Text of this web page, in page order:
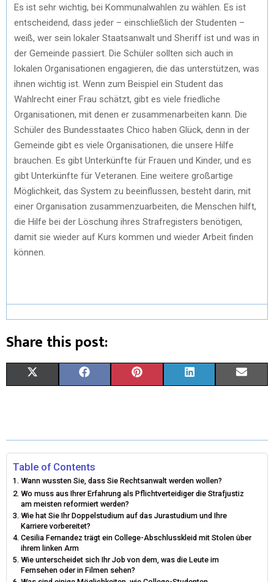
Es ist sehr wichtig, bei Kommunalwahlen zu wählen. Es ist
entscheidend, dass jeder – einschließlich der Studenten –
weiß, wer sein lokaler Staatsanwalt und Sheriff ist und was in
der Gemeinde passiert. Die Schüler sollten sich auch in
lokalen Organisationen engagieren, die das unterstützen, was
ihnen wichtig ist. Wenn zum Beispiel ein Student das
Wahlrecht einer Frau schätzt, gibt es viele friedliche
Organisationen, mit denen er zusammenarbeiten kann. Die
Schüler des Bundesstaates Chico haben Glück, denn in der
Gemeinde gibt es viele Organisationen, die unsere Hilfe
brauchen. Es gibt Unterkünfte für Frauen und Kinder, und es
gibt Unterkünfte für Veteranen. Eine weitere großartige
Möglichkeit, das System zu beeinflussen, besteht darin, mit
einer Organisation zusammenzuarbeiten, die Menschen hilft,
die Hilfe bei der Löschung ihres Strafregisters benötigen,
damit sie wieder auf Kurs kommen und wieder Arbeit finden
können.
Share this post:
W
T
T
E
R
)
E
O
O
T
R
K
D
I
Table of Contents
Wann wussten Sie, dass Sie Rechtsanwalt werden wollen?
Wo muss aus Ihrer Erfahrung als Pflichtverteidiger die Strafjustiz
am meisten reformiert werden?
Wie hat Sie Ihr Doppelstudium auf das Jurastudium und Ihre
Karriere vorbereitet?
Cesilia Fernandez trägt ein College-Abschlusskleid mit Stolen über
ihrem linken Arm
Wie unterscheidet sich Ihr Job von dem, was die Leute im
Fernsehen oder in Filmen sehen?